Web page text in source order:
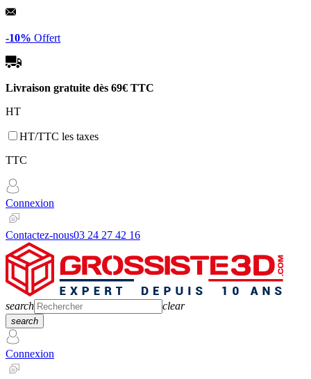
Panneau de gestion des cookies
-10% Offert
Livraison gratuite dès 69€ TTC
HT
HT/TTC les taxes
TTC
Connexion
Contactez-nous03 24 27 42 16
search clear
search
Connexion